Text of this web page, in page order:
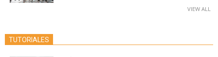
VIEW ALL
TUTORIALES